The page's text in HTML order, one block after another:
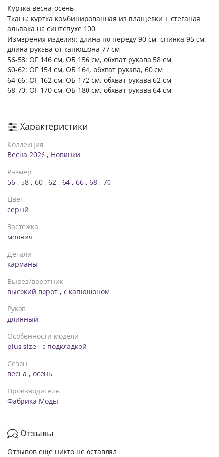
Куртка весна-осень
Ткань: куртка комбинированная из плащевки + стеганая
альпака на синтепухе 100
Измерения изделия: длина по переду 90 см, спинка 95 см,
длина рукава от капюшона 77 см
56-58: ОГ 146 см, ОБ 156 см, обхват рукава 58 см
60-62: ОГ 154 см, ОБ 164, обхват рукава, 60 см
64-66: ОГ 162 см, ОБ 172 см, обхват рукава 62 см
68-70: ОГ 170 см, ОБ 180 см, обхват рукава 64 см
Характеристики
Коллекция
Весна 2026 , Новинки
Размер
56 , 58 , 60 , 62 , 64 , 66 , 68 , 70
Цвет
серый
Застежка
молния
Детали
карманы
Вырез/воротник
высокий ворот , с капюшоном
Рукав
длинный
Особенности модели
plus size , с подкладкой
Сезон
весна , осень
Производитель
Фабрика Моды
Отзывы
Отзывов еще никто не оставлял